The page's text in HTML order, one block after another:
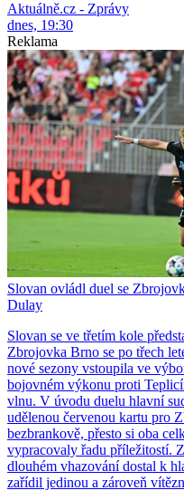
Aktuálně.cz - Zprávy
dnes, 19:30
Reklama
Slovan ovládl duel se
Dulay
Slovan se ve třetím kole
Zbrojovka Brno se po třech
nové sezony vstoupila ve
bojovném výkonu proti
vlnu. V úvodu duelu hlavní
udělenou červenou kartu pro
bezbrankově, přesto si oba
vypracovaly řadu příležitostí.
dlouhém vhazování dostal k
zařídil jedinou a zároveň